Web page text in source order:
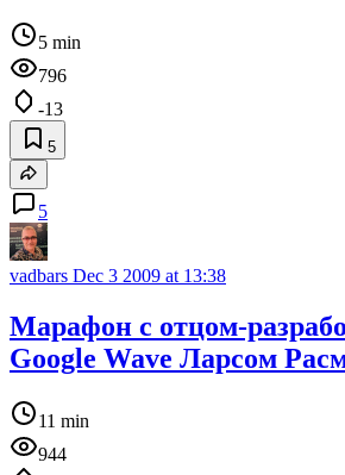
5 min
796
-13
5
5
vadbars Dec 3 2009 at 13:38
Марафон с отцом-
Google Wave Ларсом
11 min
944